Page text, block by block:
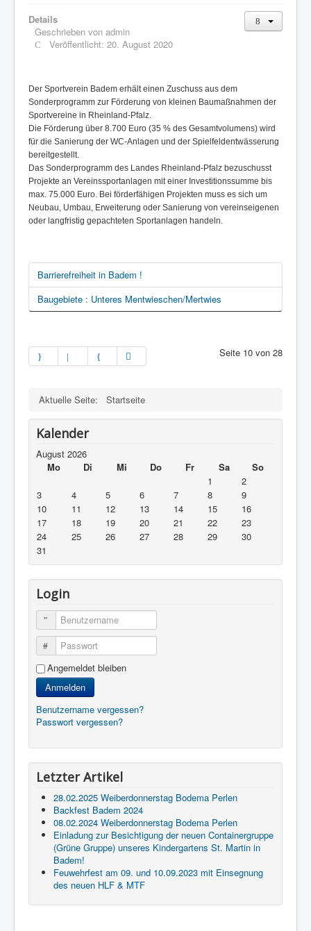
Details
Geschrieben von admin
Veröffentlicht: 20. August 2020
Der Sportverein Badem erhält einen Zuschuss aus dem
Sonderprogramm zur Förderung von kleinen Baumaßnahmen der
Sportvereine in Rheinland-Pfalz.
Die Förderung über 8.700 Euro (35 % des Gesamtvolumens) wird
für die Sanierung der WC-Anlagen und der Spielfeldentwässerung
bereitgestellt.
Das Sonderprogramm des Landes Rheinland-Pfalz bezuschusst
Projekte an Vereinssportanlagen mit einer Investitionssumme bis
max. 75.000 Euro. Bei förderfähigen Projekten muss es sich um
Neubau, Umbau, Erweiterung oder Sanierung von vereinseigenen
oder langfristig gepachteten Sportanlagen handeln.
Barrierefreiheit in Badem !
Baugebiete : Unteres Mentwieschen/Mertwies
Seite 10 von 28
Aktuelle Seite: Startseite
Kalender
August 2026
Mo
Di Mi Do Fr Sa
So
1
2
3
4 5 6 7 8
9
10
11 12 13 14 15
16
17
18 19 20 21 22
23
24
25 26 27 28 29
30
31
Login
Benutzername
Passwort
Angemeldet bleiben
Anmelden
Benutzername vergessen?
Passwort vergessen?
Letzter Artikel
28.02.2025 Weiberdonnerstag Bodema Perlen
Backfest Badem 2024
08.02.2024 Weiberdonnerstag Bodema Perlen
Einladung zur Besichtigung der neuen Containergruppe
(Grüne Gruppe) unseres Kindergartens St. Martin in
Badem!
Feuwehrfest am 09. und 10.09.2023 mit Einsegnung
des neuen HLF & MTF